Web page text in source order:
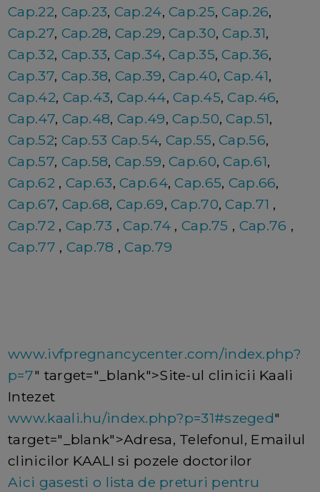
Cap.22, Cap.23, Cap.24,Cap.25,Cap.26,
Cap.27, Cap.28, Cap.29,Cap.30,Cap.31,
Cap.32, Cap.33, Cap.34,Cap.35,Cap.36,
Cap.37, Cap.38, Cap.39,Cap.40,Cap.41,
Cap.42, Cap.43, Cap.44,Cap.45,Cap.46,
Cap.47, Cap.48, Cap.49,Cap.50,Cap.51,
Cap.52; Cap.53 Cap.54, Cap.55,Cap.56,
Cap.57, Cap.58, Cap.59,Cap.60,Cap.61,
Cap.62 , Cap.63,Cap.64,Cap.65, Cap.66,
Cap.67, Cap.68, Cap.69,Cap.70,Cap.71 ,
Cap.72 , Cap.73 ,Cap.74 ,Cap.75 , Cap.76 ,
Cap.77 , Cap.78 ,Cap.79
www.ivfpregnancycenter.com/index.php?
p=7" target="_blank">Site-ul clinicii Kaali
Intezet
www.kaali.hu/index.php?p=31#szeged"
target="_blank">Adresa, Telefonul, Emailul
clinicilor KAALI si pozele doctorilor
Aici gasesti o lista de preturi pentru